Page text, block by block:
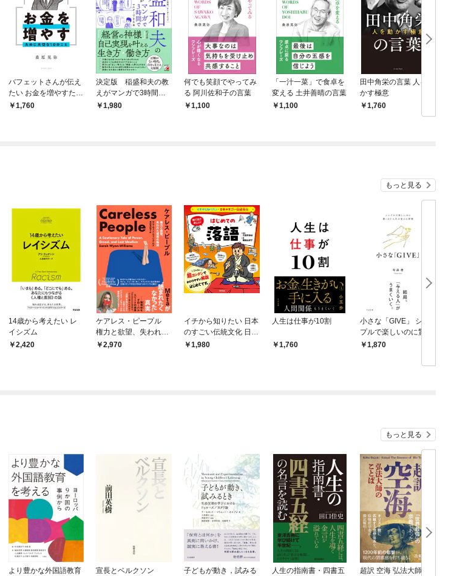
バフェットさんが伝え
たい お金を増やすため
に大切な10のこと
1,760
決定版 稲盛和夫の教
えがマンガで3時間で
マスターできる本
1,980
何でも笑顔でやってみ
る 阿川佐和子の言葉
1,100
「一汁一菜」で食卓を
変える 土井善晴の言葉
1,100
田中角栄の言葉 人を動
かす極意
1,760
もっと見る
14歳から考えたい レ
イシズム
2,420
ケアレス・ピープル
権力と欲望、失われた
理想の物語 Meta
2,970
イチから知りたい 日本
のすごい伝統文化 日本
の伝統芸能入門 落語
1,980
人生は仕事が10割
1,760
小さな「GIVE」 シン
プルで楽しいのに驚く
ほど人生が変わる習慣
1,870
もっと見る
より豊かな外国語教育
宣長とベルクソン
子どもが動き，試みる
人生の指南書・四書五
超訳 空海 弘法大師の